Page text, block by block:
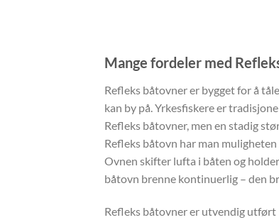
Mange fordeler med
Refleks båtovner er bygget for å
kan by på. Yrkesfiskere er
Refleks båtovner, men en stadig
Refleks båtovn har man
Ovnen skifter lufta i båten og
båtovn brenne kontinuerlig – den
Refleks båtovner er utvendig